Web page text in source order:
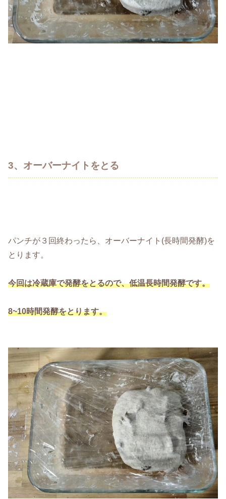
3、オーバーナイトをとる
パンチが３回終わったら、オーバーナイト(長時間発酵)を
とります。
今回は冷蔵庫で発酵をとるので、低温長時間発酵です。
8~10時間発酵をとります。